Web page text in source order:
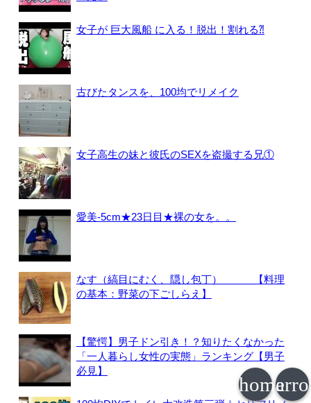
女子が 巨大風船 に入る！脱出！割れる⁈
古びたタンスを、100均でリメイク
女子高生の妹と彼氏のSEXを盗撮する兄①
愛美-5cm★23日目★裸の女を。。
なす（縞目にむく、隠し包丁） 【料理
の基本：野菜の下ごしらえ】
【驚愕】男子ドン引き！？知りたくなかった
「一人暮らし女性の実態」ランキング【男子
必見】
home